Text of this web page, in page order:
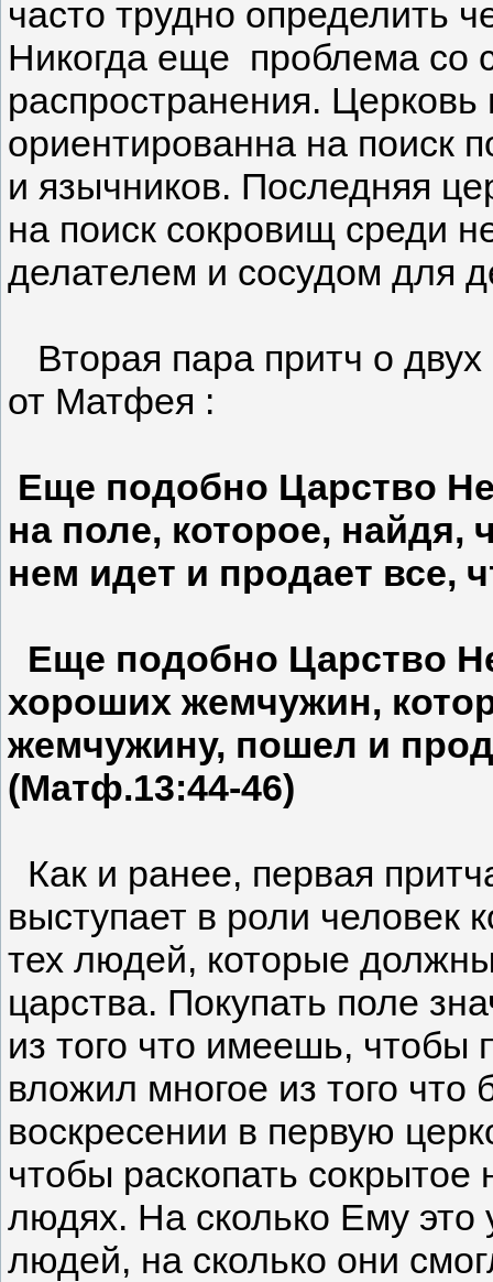
часто трудно определить
Никогда еще проблема со
распространения.
ориентированна на поиск
и язычников. Последняя
на поиск сокровищ среди
делателем и сосудом для
Вторая пара притч о двух
от Матфея :
Еще подобно Царство
на поле, которое, найдя,
нем идет и продает все,
Еще подобно Царство
хороших жемчужин,
жемчужину, пошел и
(Матф.13:44-46)
Как и ранее, первая
выступает в роли человек
тех людей, которые
царства. Покупать поле
из того что имеешь, чтобы
вложил многое из того что
воскресении в первую
чтобы раскопать
людях. На сколько Ему это
людей, на сколько они